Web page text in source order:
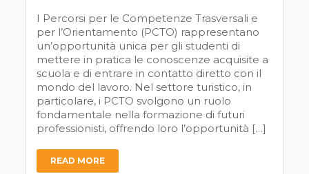
I Percorsi per le Competenze Trasversali e
per l’Orientamento (PCTO) rappresentano
un’opportunità unica per gli studenti di
mettere in pratica le conoscenze acquisite a
scuola e di entrare in contatto diretto con il
mondo del lavoro. Nel settore turistico, in
particolare, i PCTO svolgono un ruolo
fondamentale nella formazione di futuri
professionisti, offrendo loro l’opportunità […]
READ MORE